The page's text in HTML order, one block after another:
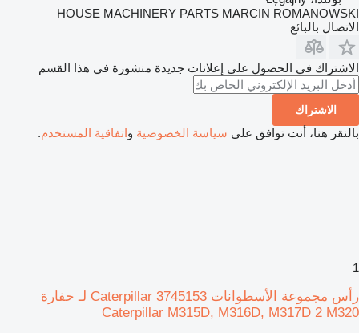
HOUSE MACHINERY PARTS MARCIN ROMANOWSKI
الاتصال بالبائع
الاشتراك في الحصول على إعلانات جديدة منشورة في هذا القسم
الاشتراك
بالنقر هنا، أنت توافق على سياسة الخصوصية واتفاقية المستخدم.
1
رأس مجموعة الأسطوانات Caterpillar 3745153 لـ حفارة
Caterpillar M315D, M316D, M317D 2 M320